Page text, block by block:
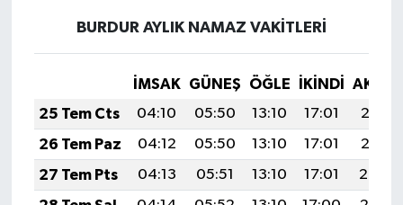
BURDUR AYLIK NAMAZ VAKITLERI
İMSAK GÜNEŞ ÖĞLE İKINDI
25 Tem Cts
04:10 05:50 13:10 17:01
20:21
26 Tem Paz
04:12 05:50 13:10 17:01
20:21
27 Tem Pts
04:13 05:51 13:10 17:01
20:20